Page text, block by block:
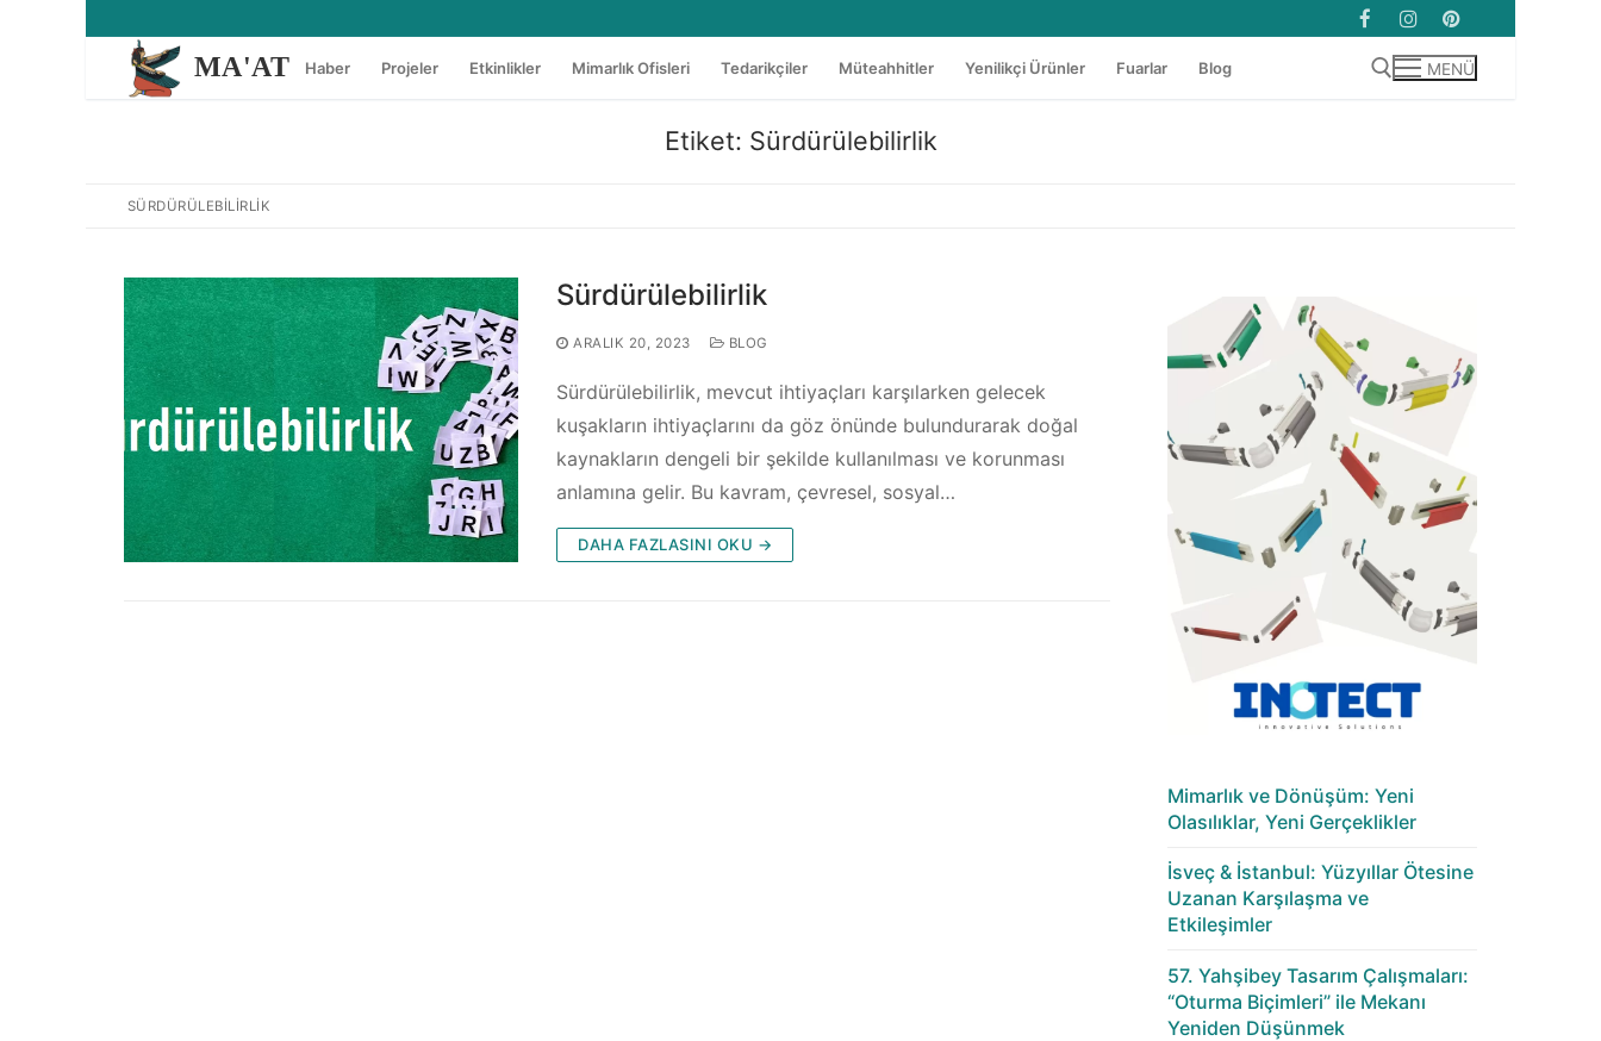
MA'AT Haber Projeler Etkinlikler Mimarlık Ofisleri Tedarikçiler Müteahhitler Yenilikçi Ürünler Fuarlar Blog MENÜ
Etiket: Sürdürülebilirlik
SÜRDÜRÜLEBILIRLIK
Sürdürülebilirlik
ARALIK 20, 2023 BLOG
Sürdürülebilirlik, mevcut ihtiyaçları karşılarken gelecek
kuşakların ihtiyaçlarını da göz önünde bulundurarak doğal
kaynakların dengeli bir şekilde kullanılması ve korunması
anlamına gelir. Bu kavram, çevresel, sosyal…
DAHA FAZLASINI OKU →
Mimarlık ve Dönüşüm: Yeni
Olasılıklar, Yeni Gerçeklikler
İsveç & İstanbul: Yüzyıllar Ötesine
Uzanan Karşılaşma ve
Etkileşimler
57. Yahşibey Tasarım Çalışmaları:
“Oturma Biçimleri” ile Mekanı
Yeniden Düşünmek